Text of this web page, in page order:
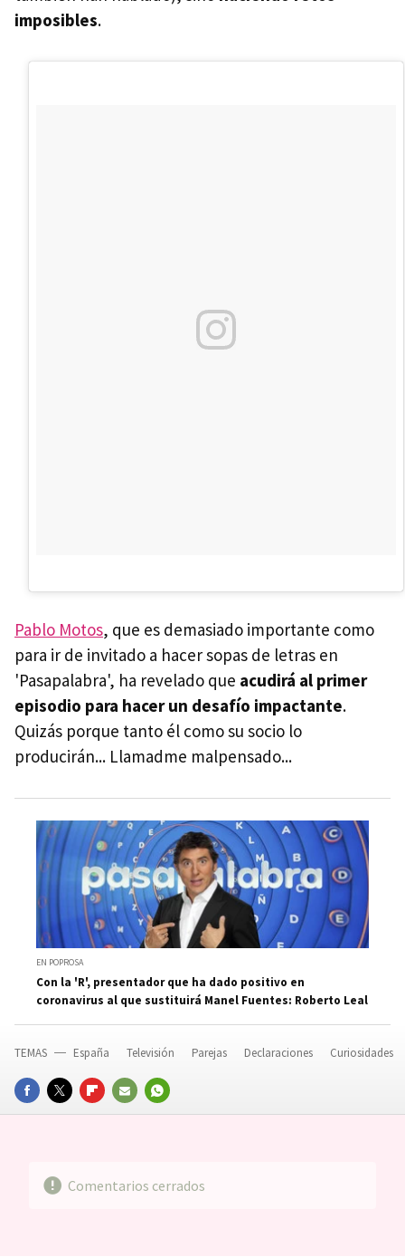
imposibles.
Pablo Motos, que es demasiado importante como
para ir de invitado a hacer sopas de letras en
'Pasapalabra', ha revelado que acudirá al primer
episodio para hacer un desafío impactante.
Quizás porque tanto él como su socio lo
producirán... Llamadme malpensado...
EN POPROSA
Con la 'R', presentador que ha dado positivo en
coronavirus al que sustituirá Manel Fuentes: Roberto Leal
FACEBOOKTWITTERFLIPBOARD
E-
WHATSAPP
TEMAS España Televisión Parejas Declaraciones Curiosidades
Comentarios cerrados